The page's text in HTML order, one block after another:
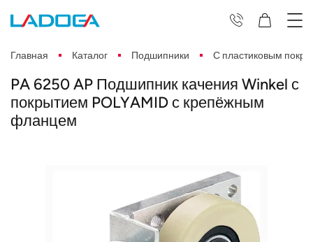
Главная Каталог Подшипники С пластиковым
PA 6250 AP Подшипник качения Winkel с
покрытием POLYAMID с крепёжным
фланцем